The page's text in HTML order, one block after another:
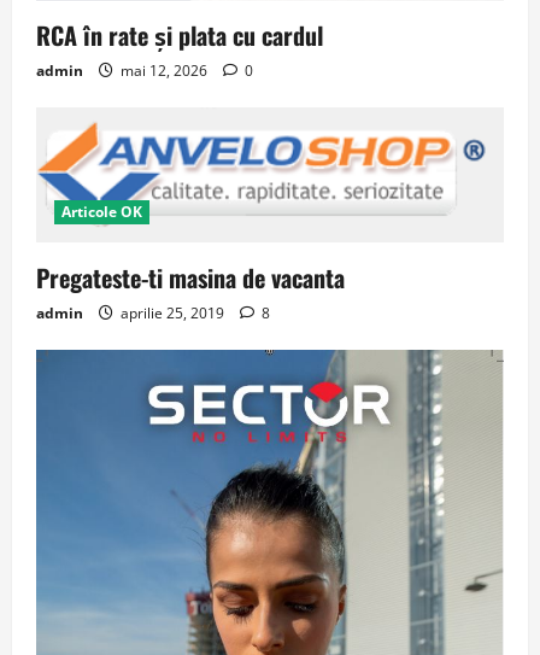
RCA în rate și plata cu cardul
admin mai 12, 2026 0
Articole OK
Pregateste-ti masina de vacanta
admin aprilie 25, 2019 8